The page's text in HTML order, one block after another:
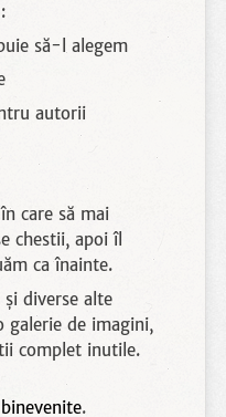
să-l alegem
autorii
care să mai
chestii, apoi îl
ca înainte.
diverse alte
de imagini,
complet inutile.
.